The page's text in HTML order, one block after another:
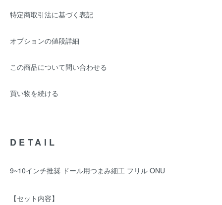
特定商取引法に基づく表記
オプションの値段詳細
この商品について問い合わせる
買い物を続ける
DETAIL
9~10インチ推奨 ドール用つまみ細工 フリル ONU
【セット内容】